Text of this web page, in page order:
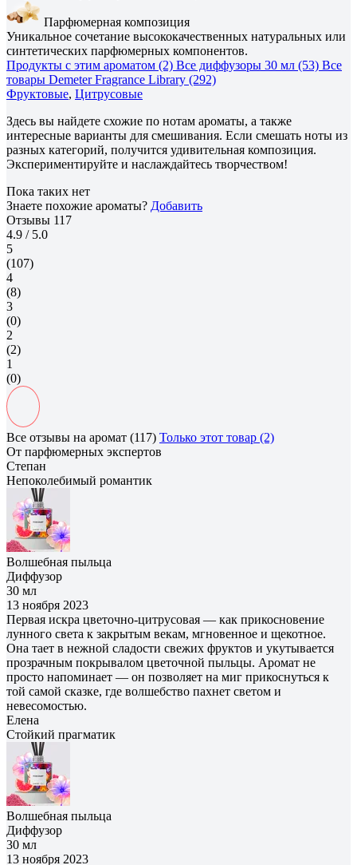
Парфюмерная композиция
Уникальное сочетание высококачественных натуральных или
синтетических парфюмерных компонентов.
Продукты с этим ароматом (2) Все диффузоры 30 мл (53) Все
товары Demeter Fragrance Library (292)
Фруктовые, Цитрусовые
Здесь вы найдете схожие по нотам ароматы, а также
интересные варианты для смешивания. Если смешать ноты из
разных категорий, получится удивительная композиция.
Экспериментируйте и наслаждайтесь творчеством!
Пока таких нет
Знаете похожие ароматы? Добавить
Отзывы 117
4.9 / 5.0
5
(107)
4
(8)
3
(0)
2
(2)
1
(0)
Все отзывы на аромат (117) Только этот товар (2)
От парфюмерных экспертов
Степан
Непоколебимый романтик
Волшебная пыльца
Диффузор
30 мл
13 ноября 2023
Первая искра цветочно-цитрусовая — как прикосновение
лунного света к закрытым векам, мгновенное и щекотное.
Она тает в нежной сладости свежих фруктов и укутывается
прозрачным покрывалом цветочной пыльцы. Аромат не
просто напоминает — он позволяет на миг прикоснуться к
той самой сказке, где волшебство пахнет светом и
невесомостью.
Елена
Cтойкий прагматик
Волшебная пыльца
Диффузор
30 мл
13 ноября 2023